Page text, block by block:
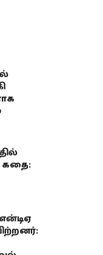
கதை: